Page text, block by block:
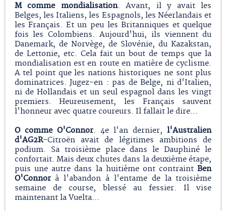
M comme mondialisation. Avant, il y avait les
Belges, les Italiens, les Espagnols, les Néerlandais et
les Français. Et un peu les Britanniques et quelque
fois les Colombiens. Aujourd'hui, ils viennent du
Danemark, de Norvège, de Slovénie, du Kazakstan,
de Lettonie, etc. Cela fait un bout de temps que la
mondialisation est en route en matière de cyclisme.
A tel point que les nations historiques ne sont plus
dominatrices. Jugez-en : pas de Belge, ni d'Italien,
ni de Hollandais et un seul espagnol dans les vingt
premiers. Heureusement, les Français sauvent
l'honneur avec quatre coureurs. Il fallait le dire...
O comme O'Connor. 4e l'an dernier,l'Australien
d'AG2R-Citroën avait de légitimes ambitions de
podium. Sa troisième place dans le Dauphiné le
confortait. Mais deux chutes dans la deuxième étape,
puis une autre dans la huitième ont contraintBen
O'Connorà l'abandon à l'entame de la troisième
semaine de course, blessé au fessier. Il vise
maintenant la Vuelta...